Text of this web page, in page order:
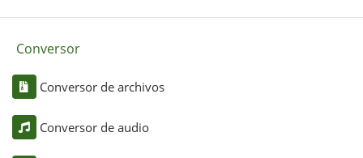
Conversor
Conversor de archivos
Conversor de audio